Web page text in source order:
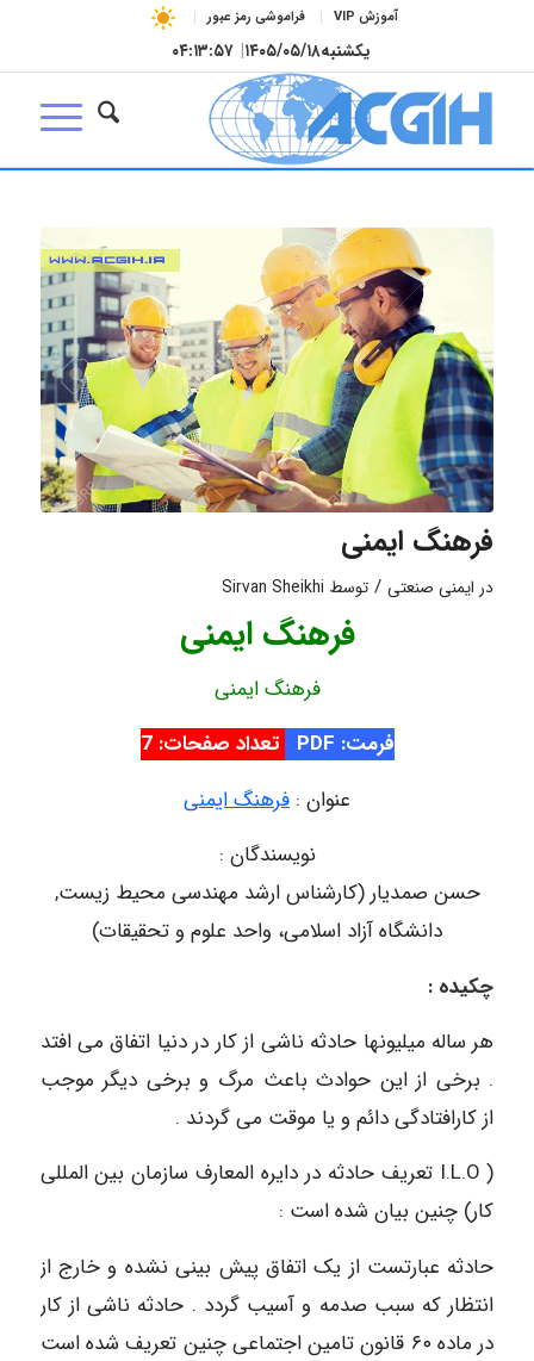
آموزش VIP فراموشی رمز عبور
یکشنبه۱۴۰۵/۰۵/۱۸| ۰۴:۱۳:۵۸
فرهنگ ایمنی
در ایمنی صنعتی / توسط Sirvan Sheikhi
فرهنگ ایمنی
فرهنگ ایمنی
فرمت: PDF
تعداد صفحات: 7
عنوان : فرهنگ ایمنی
نویسندگان :
حسن صمدیار (کارشناس ارشد مهندسی محیط زیست,
دانشگاه آزاد اسلامی، واحد علوم و تحقیقات)
چکیده :
هر ساله میلیونها حادثه ناشی از کار در دنیا اتفاق می افتد
. برخی از این حوادث باعث مرگ و برخی دیگر موجب
از کارافتادگی دائم و یا موقت می گردند .
( I.L.O تعریف حادثه در دایره المعارف سازمان بین المللی
کار) چنین بیان شده است :
حادثه عبارتست از یک اتفاق پیش بینی نشده و خارج از
انتظار که سبب صدمه و آسیب گردد . حادثه ناشی از کار
در ماده ۶٠ قانون تامین اجتماعی چنین تعریف شده است